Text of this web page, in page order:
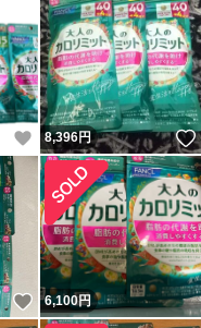
いいね！
8,396円
いいね！
6,100円